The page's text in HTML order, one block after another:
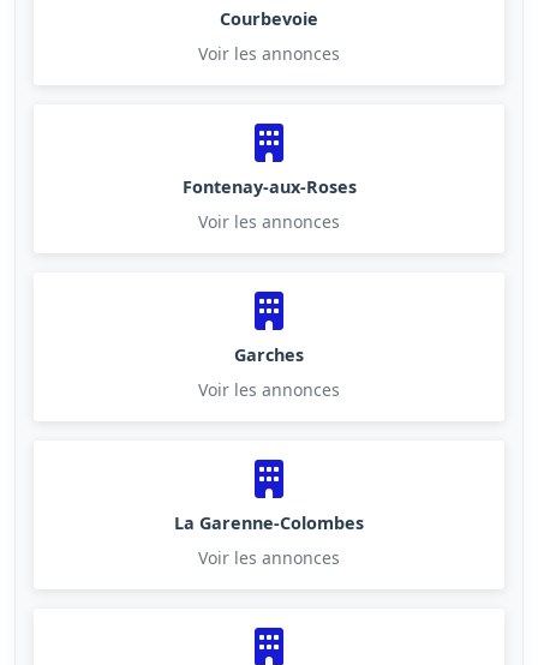
Courbevoie
Voir les annonces
Fontenay-aux-Roses
Voir les annonces
Garches
Voir les annonces
La Garenne-Colombes
Voir les annonces